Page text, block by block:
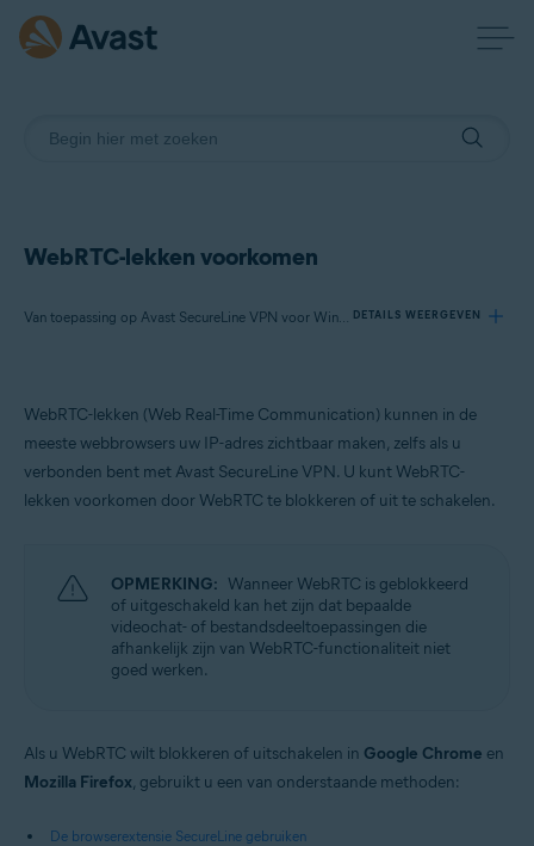
WebRTC-lekken voorkomen
Van toepassing op Avast SecureLine VPN voor Windows, Avast SecureLine VPN voor Mac DETAILS WEERGEVEN
Producten:
Avast SecureLine VPN 5.x voor Windows
Besturingssystemen:
Microsoft Windows 8 / Pro / Enterprise – 32-/64-bits
Microsoft Windows 7 Home Basic / Home Premium / Professional /
Enterprise / Ultimate – Service Pack 1, 32-/64-bits
Apple macOS 11.x (Big Sur)
Apple macOS 10.12.x (Sierra)
WebRTC-lekken (Web Real-Time Communication) kunnen in de
meeste webbrowsers uw IP-adres zichtbaar maken, zelfs als u
verbonden bent met Avast SecureLine VPN. U kunt WebRTC-
lekken voorkomen door WebRTC te blokkeren of uit te schakelen.
OPMERKING: Wanneer WebRTC is geblokkeerd
of uitgeschakeld kan het zijn dat bepaalde
videochat- of bestandsdeeltoepassingen die
afhankelijk zijn van WebRTC-functionaliteit niet
goed werken.
Als u WebRTC wilt blokkeren of uitschakelen in Google Chrome en
Mozilla Firefox, gebruikt u een van onderstaande methoden:
De browserextensie SecureLine gebruiken